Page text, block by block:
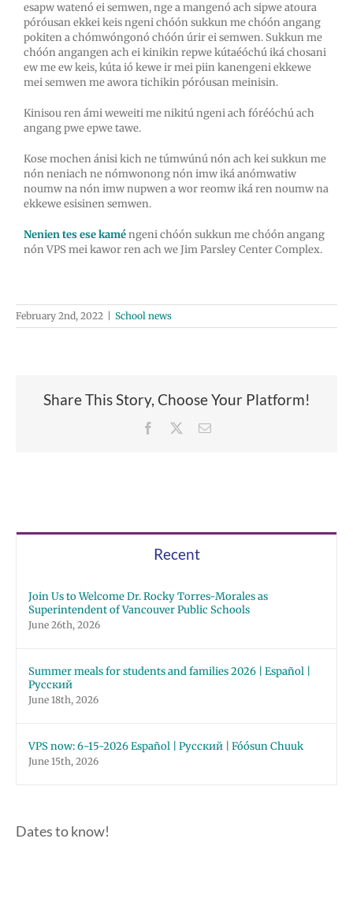
esapw watenó ei semwen, nge a mangenó ach sipwe atoura
póróusan ekkei keis ngeni chóón sukkun me chóón angang
pokiten a chómwóngonó chóón úrir ei semwen. Sukkun me
chóón angangen ach ei kinikin repwe kútaéóchú iká chosani
ew me ew keis, kúta ió kewe ir mei piin kanengeni ekkewe
mei semwen me awora tichikin póróusan meinisin.
Kinisou ren ámi weweiti me nikitú ngeni ach fóréóchú ach
angang pwe epwe tawe.
Kose mochen ánisi kich ne túmwúnú nón ach kei sukkun me
nón neniach ne nómwonong nón imw iká anómwatiw
noumw na nón imw nupwen a wor reomw iká ren noumw na
ekkewe esisinen semwen.
Nenien tes ese kaméngeni chóón sukkun me chóón angang
nón VPS mei kawor ren ach we Jim Parsley Center Complex.
February 2nd, 2022 | School news
Share This Story, Choose Your Platform!
Facebook Email
Recent
Join Us to Welcome Dr. Rocky Torres-Morales as
Superintendent of Vancouver Public Schools
June 26th, 2026
Summer meals for students and families 2026 | Español |
Русский
June 18th, 2026
VPS now: 6-15-2026 Español | Русский | Fóósun Chuuk
June 15th, 2026
Dates to know!